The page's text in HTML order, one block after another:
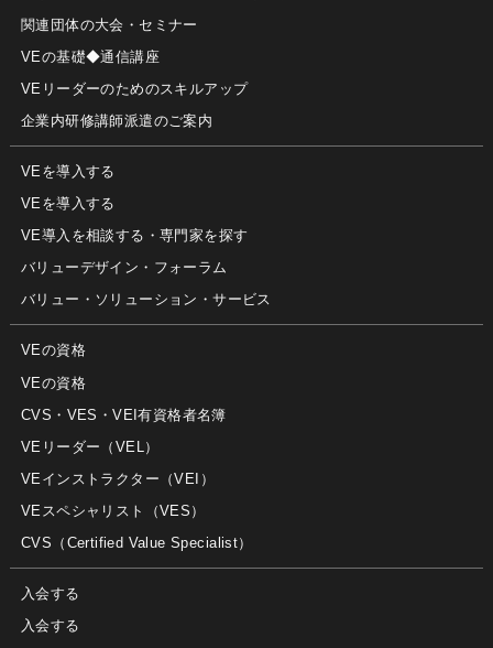
関連団体の大会・セミナー
VEの基礎◆通信講座
VEリーダーのためのスキルアップ
企業内研修講師派遣のご案内
VEを導入する
VEを導入する
VE導入を相談する・専門家を探す
バリューデザイン・フォーラム
バリュー・ソリューション・サービス
VEの資格
VEの資格
CVS・VES・VEI有資格者名簿
VEリーダー（VEL）
VEインストラクター（VEI）
VEスペシャリスト（VES）
CVS（Certified Value Specialist）
入会する
入会する